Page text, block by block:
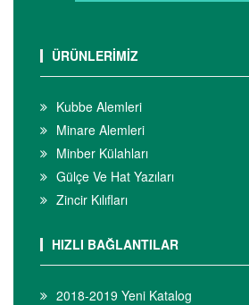
ÜRÜNLERİMİZ
Kubbe Alemleri
Minare Alemleri
Minber Külahları
Gülçe Ve Hat Yazıları
Zincir Kılıfları
HIZLI BAĞLANTILAR
2018-2019 Yeni Katalog